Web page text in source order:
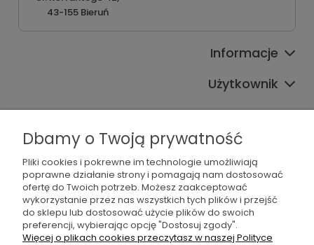
43-155 Bieruń
Informacje
Użytkownik
Pomoc
Oferta
Sprawdź również
©2026 Wszelkie Prawa Zastrzeżone | Furgo.pl
Dbamy o Twoją prywatność
Pliki cookies i pokrewne im technologie umożliwiają
poprawne działanie strony i pomagają nam dostosować
ofertę do Twoich potrzeb. Możesz zaakceptować
wykorzystanie przez nas wszystkich tych plików i przejść
do sklepu lub dostosować użycie plików do swoich
preferencji, wybierając opcję "Dostosuj zgody".
Więcej o plikach cookies przeczytasz w naszej Polityce